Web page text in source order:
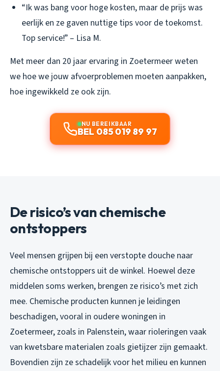
“Ik was bang voor hoge kosten, maar de prijs was
eerlijk en ze gaven nuttige tips voor de toekomst.
Top service!” – Lisa M.
Met meer dan 20 jaar ervaring in Zoetermeer weten
we hoe we jouw afvoerproblemen moeten aanpakken,
hoe ingewikkeld ze ook zijn.
NU BEREIKBAAR
BEL 085 019 89 97
De risico’s van chemische
ontstoppers
Veel mensen grijpen bij een verstopte douche naar
chemische ontstoppers uit de winkel. Hoewel deze
middelen soms werken, brengen ze risico’s met zich
mee. Chemische producten kunnen je leidingen
beschadigen, vooral in oudere woningen in
Zoetermeer, zoals in Palenstein, waar rioleringen vaak
van kwetsbare materialen zoals gietijzer zijn gemaakt.
Bovendien zijn ze schadelijk voor het milieu en kunnen